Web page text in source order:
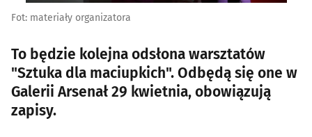
Fot: materiały organizatora
To będzie kolejna odsłona warsztatów
"Sztuka dla maciupkich". Odbędą się one w
Galerii Arsenał 29 kwietnia, obowiązują
zapisy.